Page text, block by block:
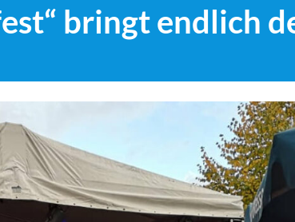
bringt endlich